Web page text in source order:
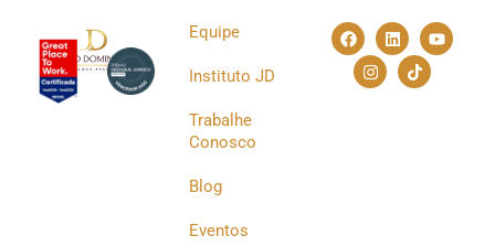
Equipe
Instituto JD
Trabalhe
Conosco
Blog
Eventos